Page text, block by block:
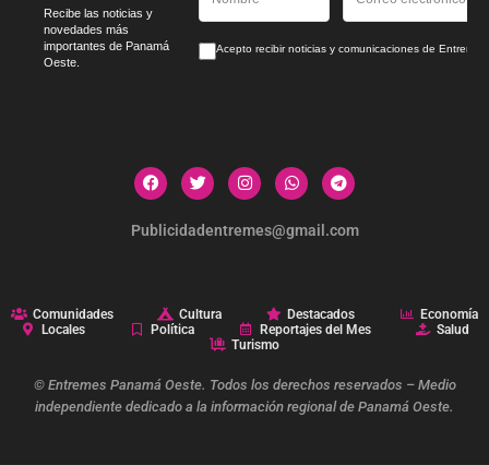
Recibe las noticias y
novedades más
importantes de Panamá
Oeste.
Acepto recibir noticias y comunicaciones de
Publicidadentremes@gmail.com
Comunidades Cultura Destacados
Economía
Locales
Política Reportajes del Mes
Salud
Turismo
© Entremes Panamá Oeste. Todos los derechos reservados – Medio
independiente dedicado a la información regional de Panamá Oeste.